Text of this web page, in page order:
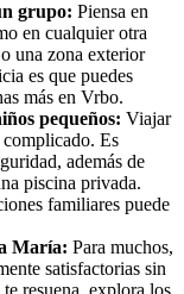
grupo: Piensa en
en cualquier otra
una zona exterior
es que puedes
más en Vrbo.
pequeños: Viajar
complicado. Es
además de
piscina privada.
familiares puede
María: Para muchos,
satisfactorias sin